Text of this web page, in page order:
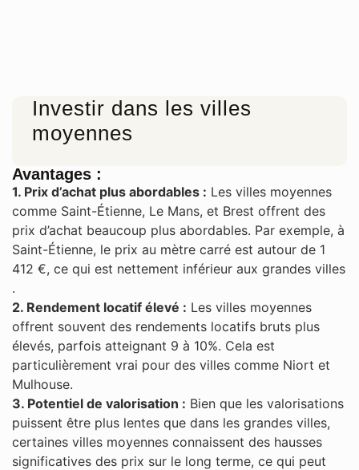
Investir dans les villes
moyennes
Avantages :
1. Prix d’achat plus abordables : Les villes moyennes
comme Saint-Étienne, Le Mans, et Brest offrent des
prix d’achat beaucoup plus abordables. Par exemple, à
Saint-Étienne, le prix au mètre carré est autour de 1
412 €, ce qui est nettement inférieur aux grandes villes​
.
2. Rendement locatif élevé : Les villes moyennes
offrent souvent des rendements locatifs bruts plus
élevés, parfois atteignant 9 à 10%. Cela est
particulièrement vrai pour des villes comme Niort et
Mulhouse.
3. Potentiel de valorisation : Bien que les valorisations
puissent être plus lentes que dans les grandes villes,
certaines villes moyennes connaissent des hausses
significatives des prix sur le long terme, ce qui peut